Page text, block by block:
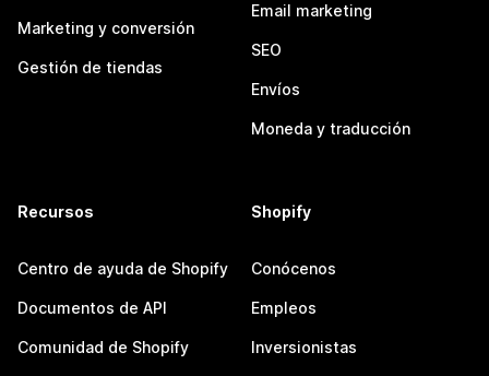
Marketing y conversión
Gestión de tiendas
Email marketing
SEO
Envíos
Moneda y traducción
Recursos
Centro de ayuda de Shopify
Documentos de API
Comunidad de Shopify
Shopify
Conócenos
Empleos
Inversionistas